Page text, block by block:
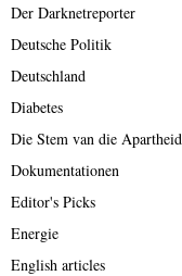
Der Darknetreporter
Deutsche Politik
Deutschland
Diabetes
Die Stem van die Apartheid
Dokumentationen
Editor's Picks
Energie
English articles